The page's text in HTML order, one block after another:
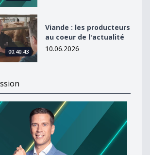
au coeur de l&#039;actualité
00:40:43
Viande : les producteurs
au coeur de l'actualité
10.06.2026